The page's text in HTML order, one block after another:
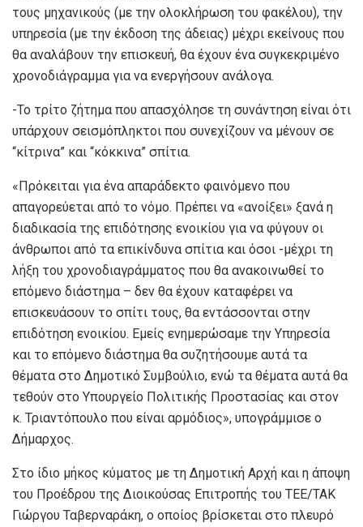
τους μηχανικούς (με την ολοκλήρωση του φακέλου), την
υπηρεσία (με την έκδοση της άδειας) μέχρι εκείνους που
θα αναλάβουν την επισκευή, θα έχουν ένα συγκεκριμένο
χρονοδιάγραμμα για να ενεργήσουν ανάλογα.
-Το τρίτο ζήτημα που απασχόλησε τη συνάντηση είναι ότι
υπάρχουν σεισμόπληκτοι που συνεχίζουν να μένουν σε
“κίτρινα” και “κόκκινα” σπίτια.
«Πρόκειται για ένα απαράδεκτο φαινόμενο που
απαγορεύεται από το νόμο. Πρέπει να «ανοίξει» ξανά η
διαδικασία της επιδότησης ενοικίου για να φύγουν οι
άνθρωποι από τα επικίνδυνα σπίτια και όσοι -μέχρι τη
λήξη του χρονοδιαγράμματος που θα ανακοινωθεί το
επόμενο διάστημα – δεν θα έχουν καταφέρει να
επισκευάσουν το σπίτι τους, θα εντάσσονται στην
επιδότηση ενοικίου. Εμείς ενημερώσαμε την Υπηρεσία
και το επόμενο διάστημα θα συζητήσουμε αυτά τα
θέματα στο Δημοτικό Συμβούλιο, ενώ τα θέματα αυτά θα
τεθούν στο Υπουργείο Πολιτικής Προστασίας και στον
κ. Τριαντόπουλο που είναι αρμόδιος», υπογράμμισε ο
Δήμαρχος.
Στο ίδιο μήκος κύματος με τη Δημοτική Αρχή και η άποψη
του Προέδρου της Διοικούσας Επιτροπής του ΤΕΕ/ΤΑΚ
Γιώργου Ταβερναράκη, ο οποίος βρίσκεται στο πλευρό